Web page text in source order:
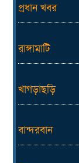
প্রধান খবর
রাঙ্গামাটি
খাগড়াছড়ি
বান্দরবান